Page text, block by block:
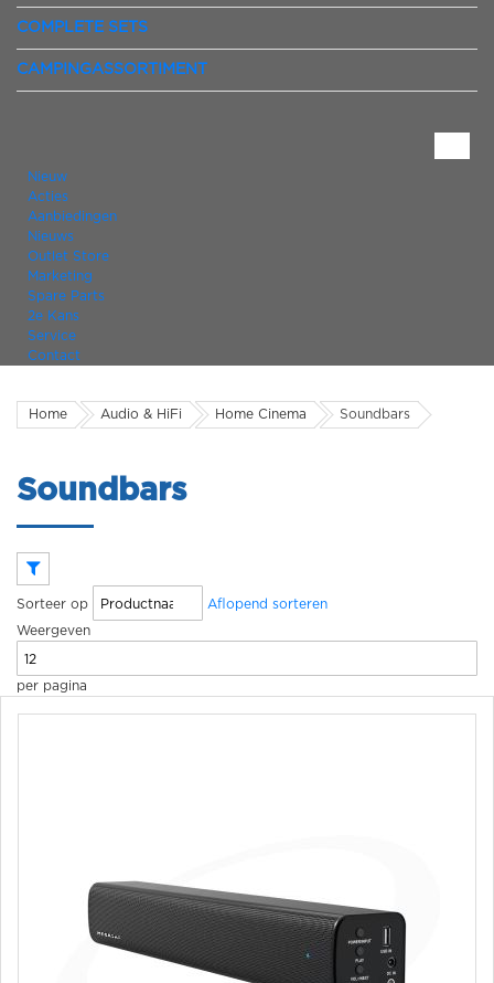
COMPLETE SETS
CAMPINGASSORTIMENT
Nieuw
Acties
Aanbiedingen
Nieuws
Outlet Store
Marketing
Spare Parts
2e Kans
Service
Contact
Home Audio & HiFi Home Cinema Soundbars
Soundbars
Sorteer op Aflopend sorteren
Weergeven
per pagina